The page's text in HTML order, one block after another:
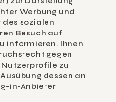
Werbung und
des sozialen
Besuch auf
informieren. Ihnen
gegen
zu,
dessen an
in-Anbieter